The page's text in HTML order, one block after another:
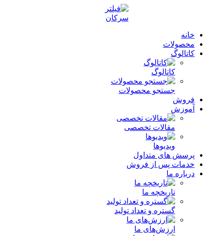
خانه
محصولات
کاتالوگ
کاتالوگ
جستجو محصولات
فروش
آموزش
مقالات تخصصی
ویدیوها
پرسش های متداول
خدمات پس از فروش
درباره ما
تاریخچه ما
گستره و تعداد تولید
ارزش‌های ما